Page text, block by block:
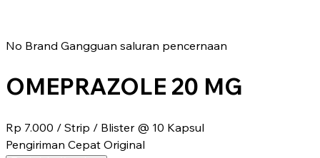
No Brand Gangguan saluran pencernaan
OMEPRAZOLE 20 MG
Rp 7.000 / Strip / Blister @ 10 Kapsul
Pengiriman Cepat Original